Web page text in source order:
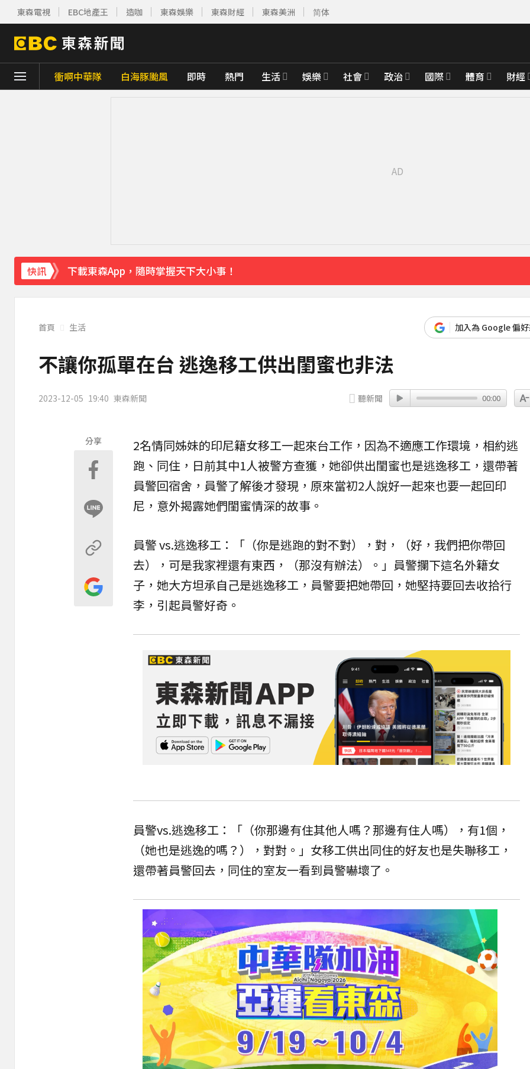
東森電視 EBC地產王 造咖 東森娛樂 東森財經 東森美洲 简体
衝啊中華隊 白海豚颱風 即時 熱門 生活 娛樂 社會 政治 國際 體育 財經
快訊
下載東森App，隨時掌握天下大小事！
《理財達人秀》X 安聯投信免費講座報名中！搶先卡位 2027
首頁 生活 加入為 Google 偏
不讓你孤單在台 逃逸移工供出閨蜜也非法
2023-12-05 19:40 東森新聞 聽新聞 00:00
分享
2名情同姊妹的印尼籍女移工一起來台工作，因為不適應工作環境，相約逃
跑、同住，日前其中1人被警方查獲，她卻供出閨蜜也是逃逸移工 ，還帶著
員警回宿舍 ，員警了解後才發現，原來當初2人說好一起來也要一起回印
尼，意外揭露她們閨蜜情深的故事。
員警 vs.逃逸移工：「（你是逃跑的對不對），對，（好，我們把你帶回
去），可是我家裡還有東西，（那沒有辦法）。」員警攔下這名外籍女
子，她大方坦承自己是逃逸移工，員警要把她帶回，她堅持要回去收拾行
李，引起員警好奇。
員警vs.逃逸移工：「（你那邊有住其他人嗎？那邊有住人嗎），有1個，
（她也是逃逸的嗎？），對對。」女移工供出同住的好友也是失聯移工，
還帶著員警回去，同住的室友一看到員警嚇壞了。